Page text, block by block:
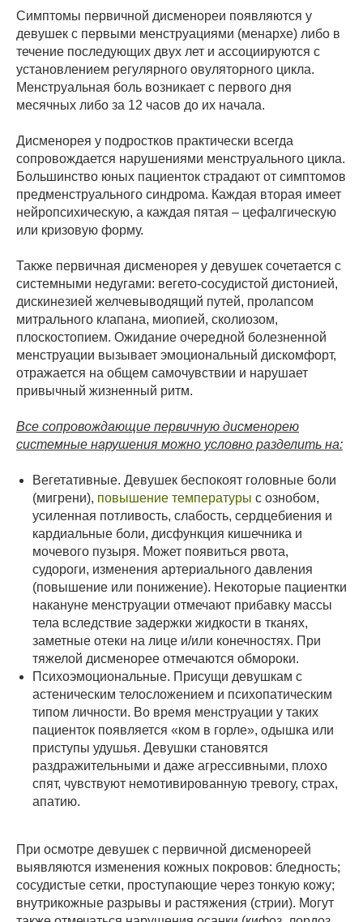
Симптомы первичной дисменореи появляются у
девушек с первыми менструациями (менархе) либо в
течение последующих двух лет и ассоциируются с
установлением регулярного овуляторного цикла.
Менструальная боль возникает с первого дня
месячных либо за 12 часов до их начала.
Дисменорея у подростков практически всегда
сопровождается нарушениями менструального цикла.
Большинство юных пациенток страдают от симптомов
предменструального синдрома. Каждая вторая имеет
нейропсихическую, а каждая пятая – цефалгическую
или кризовую форму.
Также первичная дисменорея у девушек сочетается с
системными недугами: вегето-сосудистой дистонией,
дискинезией желчевыводящий путей, пролапсом
митрального клапана, миопией, сколиозом,
плоскостопием. Ожидание очередной болезненной
менструации вызывает эмоциональный дискомфорт,
отражается на общем самочувствии и нарушает
привычный жизненный ритм.
Все сопровождающие первичную дисменорею
системные нарушения можно условно разделить на:
Вегетативные. Девушек беспокоят головные боли
(мигрени), повышение температуры с ознобом,
усиленная потливость, слабость, сердцебиения и
кардиальные боли, дисфункция кишечника и
мочевого пузыря. Может появиться рвота,
судороги, изменения артериального давления
(повышение или понижение). Некоторые пациентки
накануне менструации отмечают прибавку массы
тела вследствие задержки жидкости в тканях,
заметные отеки на лице и/или конечностях. При
тяжелой дисменорее отмечаются обмороки.
Психоэмоциональные. Присущи девушкам с
астеническим телосложением и психопатическим
типом личности. Во время менструации у таких
пациенток появляется «ком в горле», одышка или
приступы удушья. Девушки становятся
раздражительными и даже агрессивными, плохо
спят, чувствуют немотивированную тревогу, страх,
апатию.
При осмотре девушек с первичной дисменореей
выявляются изменения кожных покровов: бледность;
сосудистые сетки, проступающие через тонкую кожу;
внутрикожные разрывы и растяжения (стрии). Могут